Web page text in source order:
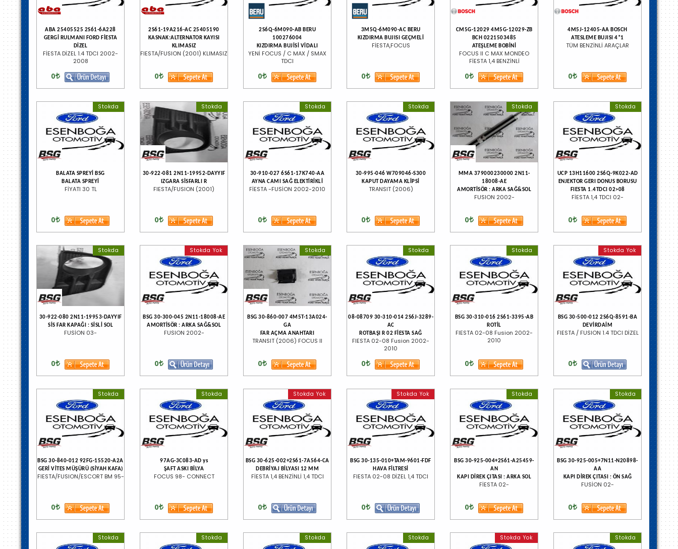
ABA 25405525 2S61-6A228
GERGİ RULMANI FORD FİESTA
DİZEL
FİESTA DİZEL 1.4 TDCI 2002-
2008
0
2S61-19A216-AC 25405190
KASNAK:ALTERNATOR KAYISI
KLIMASIZ
FIESTA/FUSION (2001) KLIMASIZ
0
2S6Q-6M090-AB BERU
100276004
KIZDIRMA BUJİSİ VİDALI
YENİ FOCUS / C MAX / SMAX
TDCI
0
3M5Q-6M090-AC BERU
KIZDIRMA BUJISI GEÇMELİ
FİESTA,FOCUS
0
CM5G-12029 4M5G-12029-ZB
BCH 0221503485
ATEŞLEME BOBİNİ
FOCUS II C MAX MONDEO
FİESTA 1,4 BENZİNLİ
0
4M5J-12405-AA BOSCH
ATESLEME BUJISI 4*1
TÜM BENZİNLİ ARAÇLAR
0
Stokda
BALATA SPREYİ BSG
BALATA SPREYİ
FİYATI 30 TL
0
Stokda
30-922-081 2N11-19952-DAYYIF
IZGARA SİSFARLI R
FIESTA/FUSION (2001)
0
Stokda
30-910-027 6S61-17K740-AA
AYNA CAMI SAĞ ELEKTİRİKLİ
FİESTA -FUSİON 2002-2010
0
Stokda
30-995-046 W709046-S300
KAPUT DAYAMA KLİPSİ
TRANSIT (2006)
0
Stokda
MMA 379000230000 2N11-
18008-AE
AMORTİSÖR : ARKA SAĞ&SOL
FUSION 2002-
0
Stokda
UCP 13H11600 2S6Q-9K022-AD
ENJEKTOR GERI DONUS BORUSU
FIESTA 1.4TDCI 02>08
FİESTA 1,4 TDCI 02-
0
Stokda
30-922-080 2N11-19953-DAYYIF
SİS FAR KAPAĞI : SİSLİ SOL
FUSİON 03-
0
Stokda Yok
BSG 30-300-045 2N11-18008-AE
AMORTİSÖR : ARKA SAĞ&SOL
FUSION 2002-
0
Stokda
BSG 30-860-007 4M5T-13A024-
GA
FAR AÇMA ANAHTARI
TRANSIT (2006) FOCUS II
0
Stokda
08-08709 30-310-014 2S6J-3289-
AC
ROTBAŞI R 02 FİESTA SAĞ
FIESTA 02-08 Fusion 2002-
2010
0
Stokda
BSG 30-310-016 2S61-3395-AB
ROTİL
FIESTA 02-08 Fusion 2002-
2010
0
Stokda Yok
BSG 30-500-012 2S6Q-8591-BA
DEVİRDAİM
FIESTA / FUSION 1.4 TDCI DİZEL
0
Stokda
BSG 30-840-012 92FG-15520-A2A
GERİ VİTES MÜŞÜRÜ (SİYAH KAFA)
FIESTA/FUSION/ESCORT BM 95-
0
Stokda
97AG-3C083-AD ys
ŞAFT ASKI BİLYA
FOCUS 98- CONNECT
0
Stokda Yok
BSG 30-625-002+2S61-7A564-CA
DEBRİYAJ BİLYASI 12 MM
FİESTA 1,4 BENZİNLİ 1,4 TDCI
0
Stokda Yok
BSG 30-135-010+TAM-9601-FDF
HAVA FİLTRESİ
FIESTA 02-08 DİZEL 1,4 TDCI
0
Stokda
BSG 30-925-004+2S61-A25459-
AN
KAPI DİREK ÇITASI : ARKA SOL
FİESTA 02-
0
Stokda
BSG 30-925-005+7N11-N20898-
AA
KAPI DİREK ÇITASI : ÖN SAĞ
FUSİON 02-
0
Stokda Stokda Stokda Stokda Stokda Yok Stokda